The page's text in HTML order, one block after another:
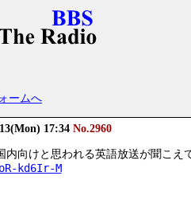
ームへ
17:34 No.2960
内向けと思われる英語放送が聞こえ
kd6Ir-M